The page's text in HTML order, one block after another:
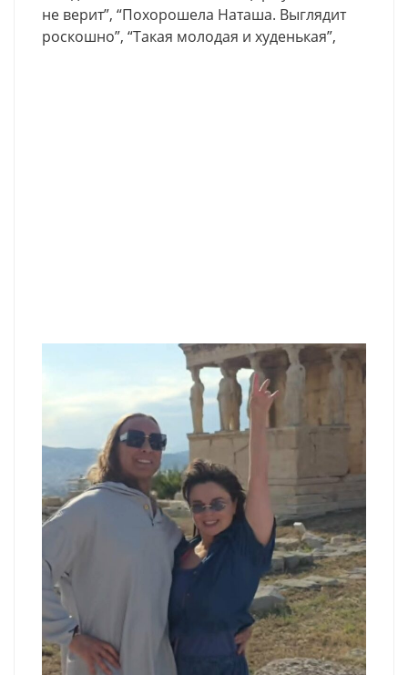
не верит”, “Похорошела Наташа. Выглядит
роскошно”, “Такая молодая и худенькая”,